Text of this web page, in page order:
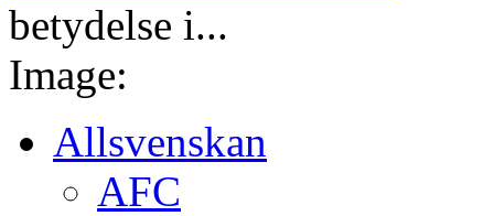
betydelse i...
Image:
Allsvenskan
AFC